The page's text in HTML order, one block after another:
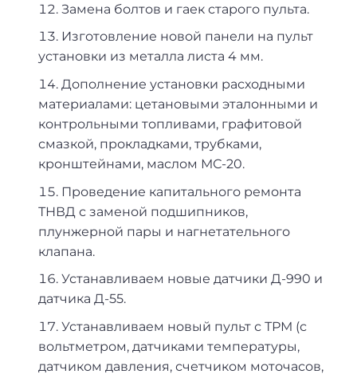
Замена болтов и гаек старого пульта.
Изготовление новой панели на пульт
установки из металла листа 4 мм.
Дополнение установки расходными
материалами: цетановыми эталонными и
контрольными топливами, графитовой
смазкой, прокладками, трубками,
кронштейнами, маслом МС-20.
Проведение капитального ремонта
ТНВД с заменой подшипников,
плунжерной пары и нагнетательного
клапана.
Устанавливаем новые датчики Д-990 и
датчика Д-55.
Устанавливаем новый пульт с ТРМ (с
вольтметром, датчиками температуры,
датчиком давления, счетчиком моточасов,